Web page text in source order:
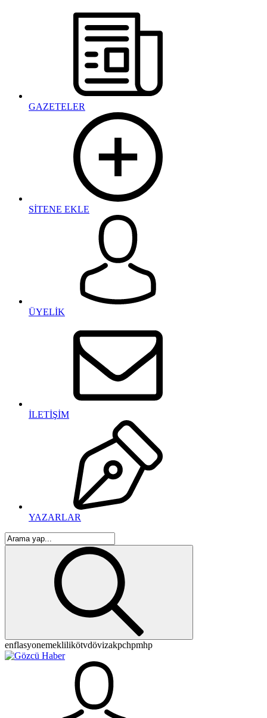
GAZETELER
SİTENE EKLE
ÜYELİK
İLETİŞİM
YAZARLAR
enflasyonemeklilikötvdövizakpchpmhp